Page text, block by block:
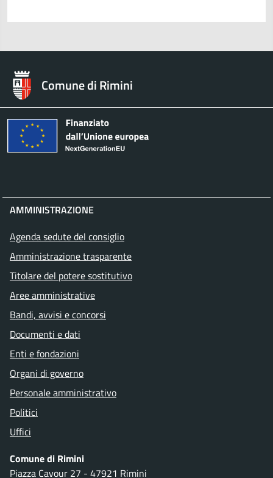
Comune di Rimini
AMMINISTRAZIONE
Agenda sedute del consiglio
Amministrazione trasparente
Titolare del potere sostitutivo
Aree amministrative
Bandi, avvisi e concorsi
Documenti e dati
Enti e fondazioni
Organi di governo
Personale amministrativo
Politici
Uffici
Comune di Rimini
Piazza Cavour 27 - 47921 Rimini